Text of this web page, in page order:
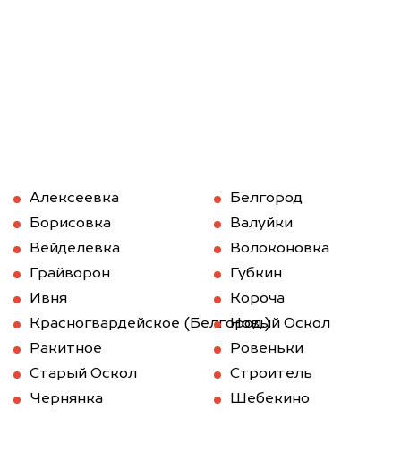
Алексеевка
Белгород
Борисовка
Валуйки
Вейделевка
Волоконовка
Грайворон
Губкин
Ивня
Короча
Красногвардейское (Белгород.)Новый Оскол
Ракитное
Ровеньки
Старый Оскол
Строитель
Чернянка
Шебекино